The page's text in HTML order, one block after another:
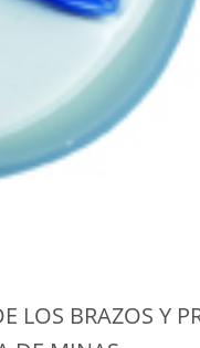
BRAZOS Y